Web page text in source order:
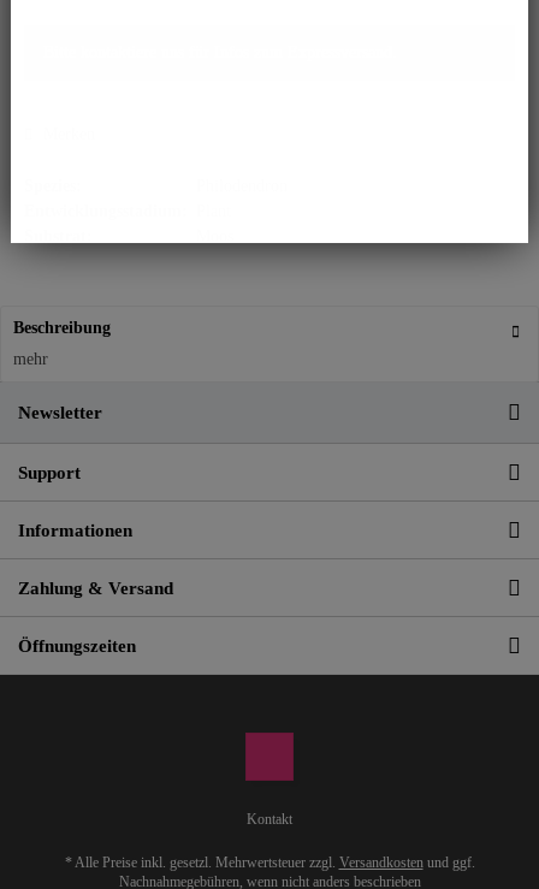
Beschreibung
mehr
Newsletter
Support
Informationen
Zahlung & Versand
Öffnungszeiten
Kontakt
* Alle Preise inkl. gesetzl. Mehrwertsteuer zzgl. Versandkostenund ggf.
Nachnahmegebühren, wenn nicht anders beschrieben